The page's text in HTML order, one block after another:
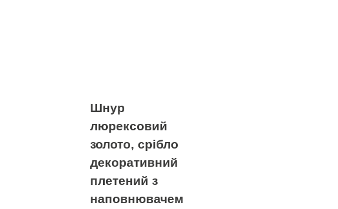
Шнур
люрексовий
золото, срібло
декоративний
плетений з
наповнювачем